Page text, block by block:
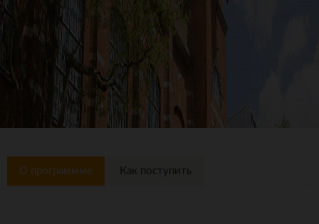
О программме Как поступить